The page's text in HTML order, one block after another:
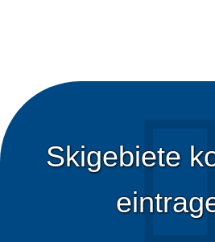
Skigebiete